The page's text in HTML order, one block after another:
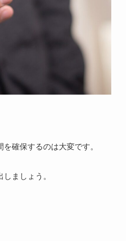
確保するのは大変です。
ましょう。